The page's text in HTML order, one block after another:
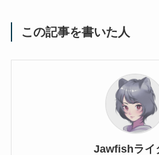
この記事を書いた人
Jawfishライ